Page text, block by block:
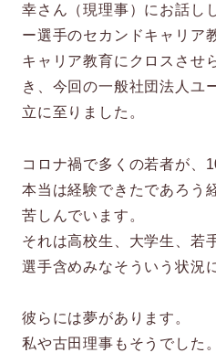
幸さん（現理事）にお話し
ー選手のセカンドキャリア
キャリア教育にクロスさせ
き、今回の一般社団法人ユ
立に至りました。
コロナ禍で多くの若者が、
本当は経験できたであろう
苦しんでいます。
それは高校生、大学生、若
選手含めみなそういう状況
彼らには夢があります。
私や古田理事もそうでした